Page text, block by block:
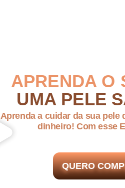
APRENDA O
UMA PELE
Aprenda a cuidar da sua pele
dinheiro! Com esse
QUERO